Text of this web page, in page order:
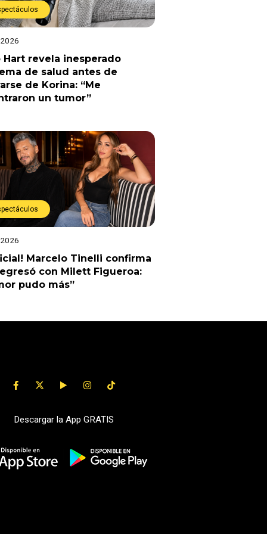
Hart revela inesperado
de salud antes de
de Korina: “Me
un tumor”
Marcelo Tinelli confirma
con Milett Figueroa:
pudo más”
Descargar la App GRATIS